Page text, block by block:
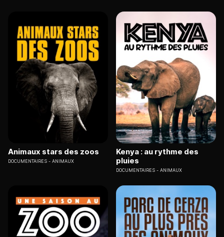
Animaux stars des zoos
DOCUMENTAIRES ANIMAUX
Kenya : au rythme des
pluies
DOCUMENTAIRES ANIMAUX